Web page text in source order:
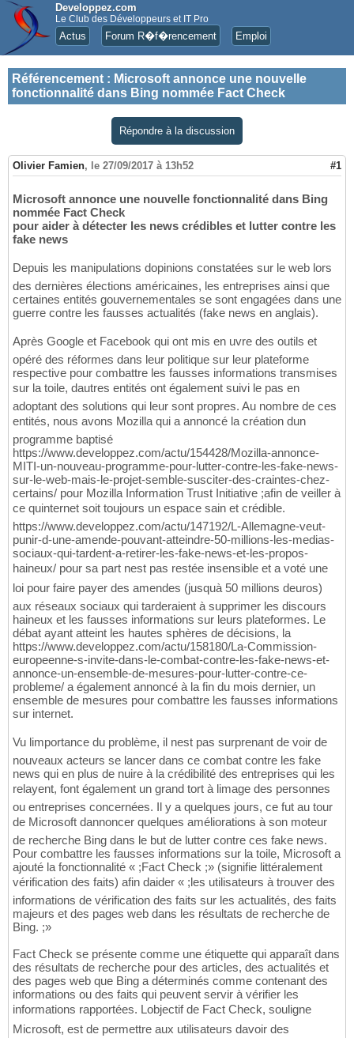
Developpez.com
Le Club des Développeurs et IT Pro
Actus Forum R�f�rencement Emploi
Référencement : Microsoft annonce une nouvelle
fonctionnalité dans Bing nommée Fact Check
Répondre à la discussion
Olivier Famien, le 27/09/2017 à 13h52 #1
Microsoft annonce une nouvelle fonctionnalité dans Bing
nommée Fact Check
pour aider à détecter les news crédibles et lutter contre les
fake news
Depuis les manipulations dopinions constatées sur le web lors
des dernières élections américaines, les entreprises ainsi que
certaines entités gouvernementales se sont engagées dans une
guerre contre les fausses actualités (fake news en anglais).
Après Google et Facebook qui ont mis en uvre des outils et
opéré des réformes dans leur politique sur leur plateforme
respective pour combattre les fausses informations transmises
sur la toile, dautres entités ont également suivi le pas en
adoptant des solutions qui leur sont propres. Au nombre de ces
entités, nous avons Mozilla qui a annoncé la création dun
programme baptisé
https://www.developpez.com/actu/154428/Mozilla-annonce-
MITI-un-nouveau-programme-pour-lutter-contre-les-fake-news-
sur-le-web-mais-le-projet-semble-susciter-des-craintes-chez-
certains/ pour Mozilla Information Trust Initiative ;afin de veiller à
ce quinternet soit toujours un espace sain et crédible.
https://www.developpez.com/actu/147192/L-Allemagne-veut-
punir-d-une-amende-pouvant-atteindre-50-millions-les-medias-
sociaux-qui-tardent-a-retirer-les-fake-news-et-les-propos-
haineux/ pour sa part nest pas restée insensible et a voté une
loi pour faire payer des amendes (jusquà 50 millions deuros)
aux réseaux sociaux qui tarderaient à supprimer les discours
haineux et les fausses informations sur leurs plateformes. Le
débat ayant atteint les hautes sphères de décisions, la
https://www.developpez.com/actu/158180/La-Commission-
europeenne-s-invite-dans-le-combat-contre-les-fake-news-et-
annonce-un-ensemble-de-mesures-pour-lutter-contre-ce-
probleme/ a également annoncé à la fin du mois dernier, un
ensemble de mesures pour combattre les fausses informations
sur internet.
Vu limportance du problème, il nest pas surprenant de voir de
nouveaux acteurs se lancer dans ce combat contre les fake
news qui en plus de nuire à la crédibilité des entreprises qui les
relayent, font également un grand tort à limage des personnes
ou entreprises concernées. Il y a quelques jours, ce fut au tour
de Microsoft dannoncer quelques améliorations à son moteur
de recherche Bing dans le but de lutter contre ces fake news.
Pour combattre les fausses informations sur la toile, Microsoft a
ajouté la fonctionnalité « ;Fact Check ;» (signifie littéralement
vérification des faits) afin daider « ;les utilisateurs à trouver des
informations de vérification des faits sur les actualités, des faits
majeurs et des pages web dans les résultats de recherche de
Bing. ;»
Fact Check se présente comme une étiquette qui apparaît dans
des résultats de recherche pour des articles, des actualités et
des pages web que Bing a déterminés comme contenant des
informations ou des faits qui peuvent servir à vérifier les
informations rapportées. Lobjectif de Fact Check, souligne
Microsoft, est de permettre aux utilisateurs davoir des